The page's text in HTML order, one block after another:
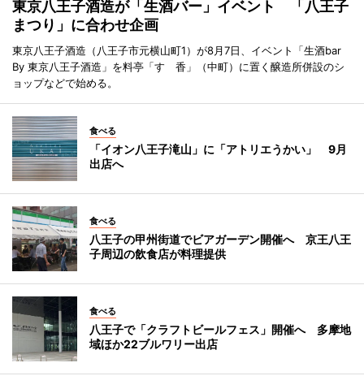
東京八王子酒造が「生酒バー」イベント 「八王子
まつり」に合わせ企画
東京八王子酒造（八王子市元横山町1）が8月7日、イベント「生酒bar
By 東京八王子酒造」を料亭「すゞ香」（中町）に置く醸造所併設のシ
ョップなどで始める。
食べる
「イオン八王子滝山」に「アトリエうかい」 9月
出店へ
食べる
八王子の甲州街道でビアガーデン開催へ 京王八王
子周辺の飲食店が料理提供
食べる
八王子で「クラフトビールフェス」開催へ 多摩地
域ほか22ブルワリー出店